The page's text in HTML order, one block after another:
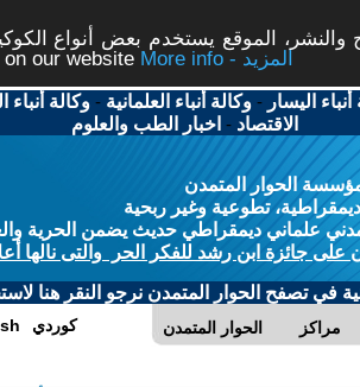
الموقع يستخدم بعض أنواع
our website
More info - المزيد
اليسار -وكالة أنباء العلمانية -وكالة أنباء
الاقتصاد - اخبار الطب والعلوم
الحوار المتمدن
تطوعية وغير ربحية
علماني ديمقراطي حديث يضمن الحرية
على جائزة ابن رشد للفكر الحر والتى نالها
في تصفح الحوار المتمدن نرجو النقر هنا
الحوار المتمدن مراكز كوردي